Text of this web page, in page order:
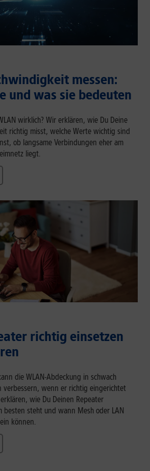
messen:
und was sie bedeuten
wirklich? Wir erklären, wie Du Deine
richtig misst, welche Werte wichtig sind
ob langsame Verbindungen eher am
liegt.
richtig einsetzen
die WLAN-Abdeckung in schwach
verbessern, wenn er richtig eingerichtet
wie Du Deinen Repeater
steht und wann Mesh oder LAN
können.